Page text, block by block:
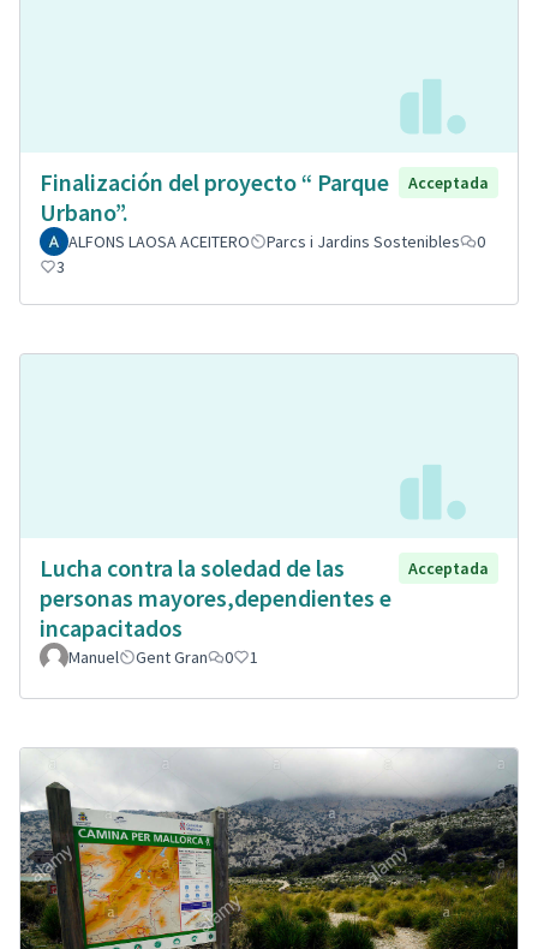
Finalización del proyecto “ Parque
Urbano”.
Acceptada
ALFONS LAOSA ACEITERO Parcs i Jardins Sostenibles
0
3
Lucha contra la soledad de las
personas mayores,dependientes e
incapacitados
Acceptada
Manuel Gent Gran 0 1